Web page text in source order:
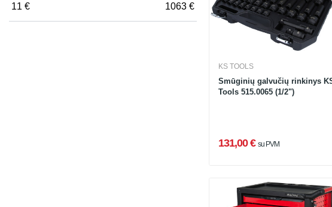
11 € 1063€
KS TOOLS
Smūginių galvučių rinkinys
Tools 515.0065 (1/2")
131,00 € su PVM